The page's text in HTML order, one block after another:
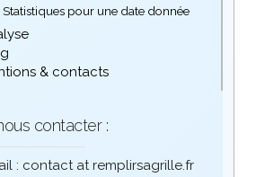
Statistiques pour une date donnée
& contacts
contacter :
: contact at remplirsagrille.fr